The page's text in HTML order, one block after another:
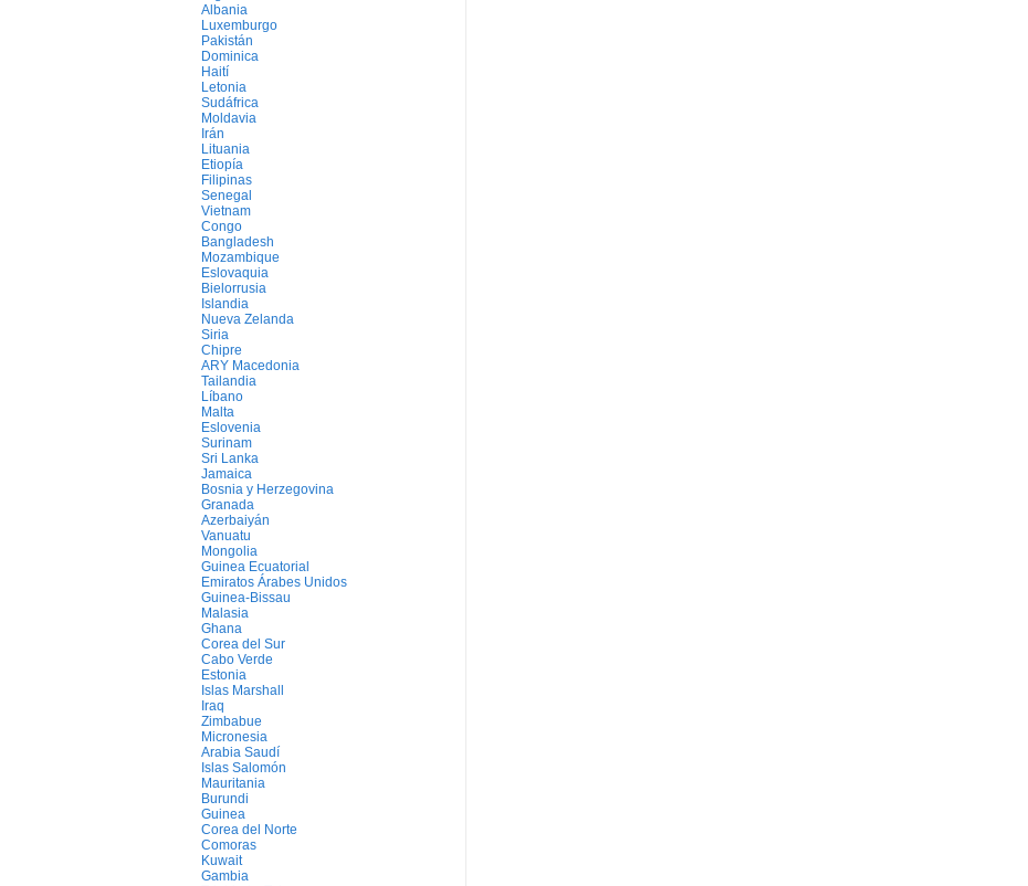
Albania
Luxemburgo
Pakistán
Dominica
Haití
Letonia
Sudáfrica
Moldavia
Irán
Lituania
Etiopía
Filipinas
Senegal
Vietnam
Congo
Bangladesh
Mozambique
Eslovaquia
Bielorrusia
Islandia
Nueva Zelanda
Siria
Chipre
ARY Macedonia
Tailandia
Líbano
Malta
Eslovenia
Surinam
Sri Lanka
Jamaica
Bosnia y Herzegovina
Granada
Azerbaiyán
Vanuatu
Mongolia
Guinea Ecuatorial
Emiratos Árabes Unidos
Guinea-Bissau
Malasia
Ghana
Corea del Sur
Cabo Verde
Estonia
Islas Marshall
Iraq
Zimbabue
Micronesia
Arabia Saudí
Islas Salomón
Mauritania
Burundi
Guinea
Corea del Norte
Comoras
Kuwait
Gambia